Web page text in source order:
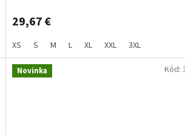
29,67 €
XS S M L XL XXL 3XL
Novinka Kód: